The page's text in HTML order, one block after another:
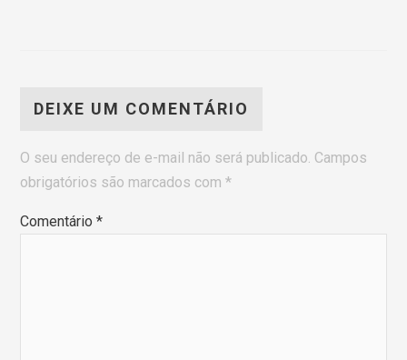
DEIXE UM COMENTÁRIO
O seu endereço de e-mail não será publicado. Campos
obrigatórios são marcados com*
Comentário*